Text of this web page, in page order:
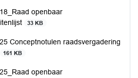
openbaar
33 KB
Conceptnotulen raadsvergadering
161 KB
openbaar